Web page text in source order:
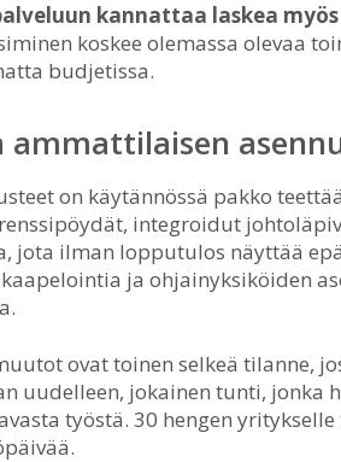
kannattaa laskea
koskee olemassa olevaa
budjetissa.
ammattilaisen
on käytännössä pakko
integroidut
jota ilman lopputulos näyttää
ja ohjainyksiköiden
ovat toinen selkeä tilanne,
uudelleen, jokainen tunti, jonka
työstä. 30 hengen